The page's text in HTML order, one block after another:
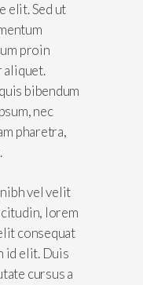
elit. Sed ut
proin
aliquet.
bibendum
nec
pharetra,
vel velit
lorem
consequat
id elit. Duis
cursus a